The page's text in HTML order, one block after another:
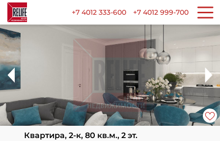
+7 4012 333-600 +7 4012 999-700
Квартира, 2-к, 80 кв.м., 2 эт.